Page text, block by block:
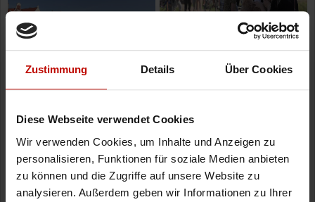
Zustimmung Details Über Cookies
Diese Webseite verwendet Cookies
Wir verwenden Cookies, um Inhalte und Anzeigen zu
personalisieren, Funktionen für soziale Medien anbieten
zu können und die Zugriffe auf unsere Website zu
analysieren. Außerdem geben wir Informationen zu Ihrer